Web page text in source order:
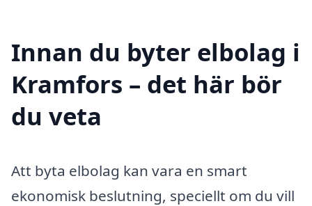
Innan du byter elbolag i
Kramfors – det här bör
du veta
Att byta elbolag kan vara en smart
ekonomisk beslutning, speciellt om du vill